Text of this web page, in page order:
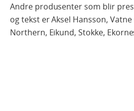
Andre produsenter som blir
og tekst er Aksel Hansson,
Northern, Eikund, Stokke,